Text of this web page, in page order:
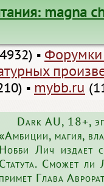
magna
▪
▪ mybb.ru
Dark AU, 18+,
«Амбиции, магия,
Нобби Лич издает
Статута. Сможет ли
примет Глава